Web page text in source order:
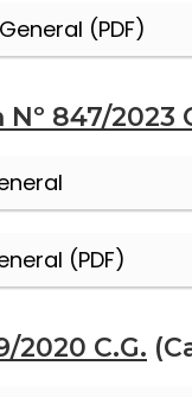
(PDF)
847/2023
(PDF)
2020 C.G.